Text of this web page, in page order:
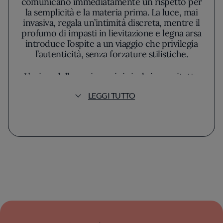
la semplicità e la materia prima. La luce, mai
invasiva, regala un’intimità discreta, mentre il
profumo di impasti in lievitazione e legna arsa
introduce l’ospite a un viaggio che privilegia
l’autenticità, senza forzature stilistiche.
L’anima della cucina qui si rivela innanzitutto
degli impasti, frutto di una ricerca che rifugge
fragranza, croccantezza e digeribilità. Ogni
Il menù, seppure misurato, accoglie sia i
LEGGI TUTTO